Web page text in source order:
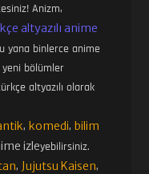
Anizm,
altyazılı anime
yana binlerce anime
bölümler
altyazılı olarak
, komedi, bilim
izleyebilirsiniz.
, Jujutsu Kaisen,